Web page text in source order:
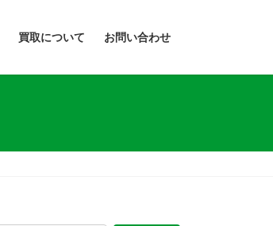
買取について お問い合わせ